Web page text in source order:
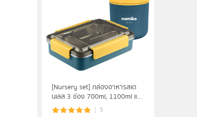
[Nursery set] กล่องอาหารสเต
นเลส 3 ช่อง 700ml, 1100ml และ
ถ้วยซุป Food Grade
5